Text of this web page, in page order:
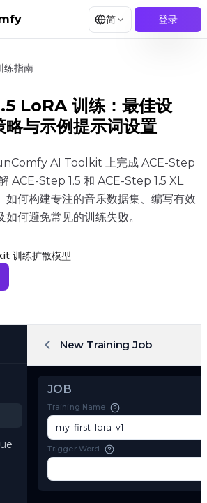
简 登录
指南
LoRA 训练：最佳设
略与示例提示词设置
AI Toolkit 上完成 ACE-Step
ACE-Step 1.5 和 ACE-Step 1.5 XL
如何构建专注的音乐数据集、编写有效
何避免常见的训练失败。
训练扩散模型
JOB
Training Name